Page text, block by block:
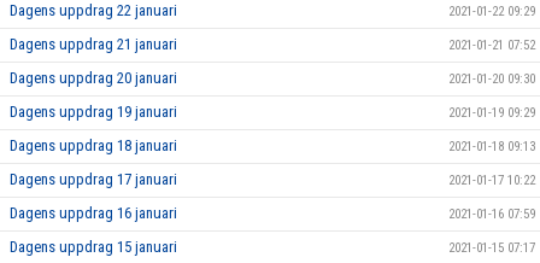
Dagens uppdrag 22 januari 2021-01-22 09:29
Dagens uppdrag 21 januari 2021-01-21 07:52
Dagens uppdrag 20 januari 2021-01-20 09:30
Dagens uppdrag 19 januari 2021-01-19 09:29
Dagens uppdrag 18 januari 2021-01-18 09:13
Dagens uppdrag 17 januari 2021-01-17 10:22
Dagens uppdrag 16 januari 2021-01-16 07:59
Dagens uppdrag 15 januari 2021-01-15 07:17